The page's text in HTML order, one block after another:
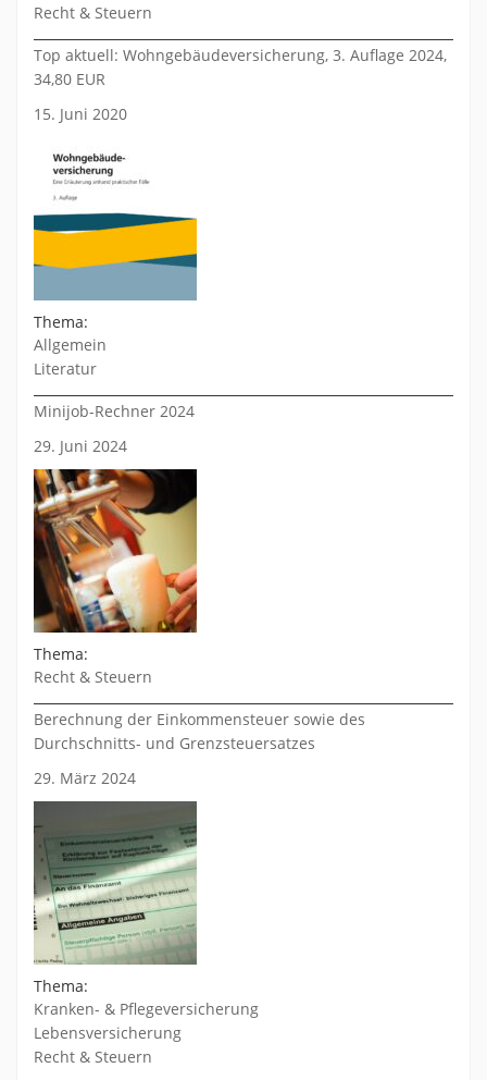
Recht & Steuern
Top aktuell: Wohngebäudeversicherung, 3. Auflage 2024,
34,80 EUR
15. Juni 2020
Thema:
Allgemein
Literatur
Minijob-Rechner 2024
29. Juni 2024
Thema:
Recht & Steuern
Berechnung der Einkommensteuer sowie des
Durchschnitts- und Grenzsteuersatzes
29. März 2024
Thema:
Kranken- & Pflegeversicherung
Lebensversicherung
Recht & Steuern